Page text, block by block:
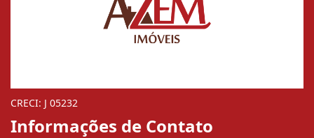
CRECI: J 05232
Informações de Contato